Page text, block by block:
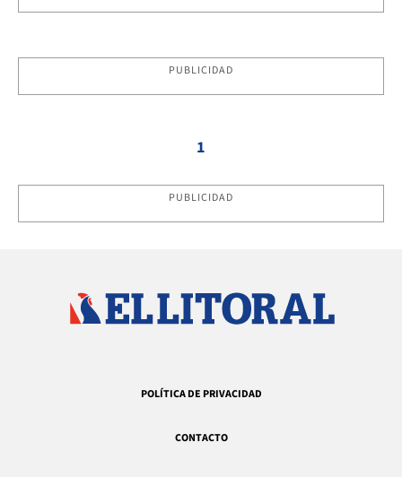
PUBLICIDAD
1
PUBLICIDAD
POLÍTICA DE PRIVACIDAD
CONTACTO